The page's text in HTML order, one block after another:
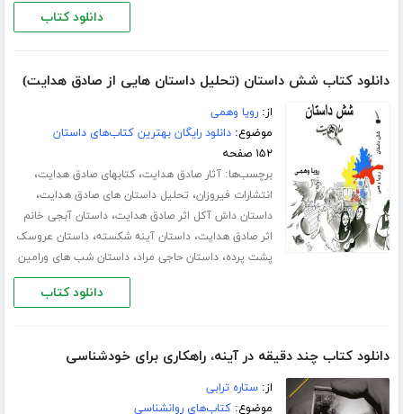
دانلود کتاب
دانلود کتاب شش داستان (تحلیل داستان هایی از صادق هدایت)
از:رویا وهمی
موضوع:دانلود رایگان بهترین کتاب‌های داستان
۱۵۲ صفحه
برچسب‌ها:آثار صادق هدایت،کتابهای صادق هدایت،
انتشارات فیروزان، تحلیل داستان های صادق هدایت،
داستان داش آکل اثر صادق هدایت،داستان آبجی خانم
اثر صادق هدایت،داستان آینه شکسته،داستان عروسک
پشت پرده،داستان حاجی مراد،داستان شب های ورامین
دانلود کتاب
دانلود کتاب چند دقیقه در آینه، راهکاری برای خودشناسی
از:ستاره ترابی
موضوع:کتاب‌های روانشناسی